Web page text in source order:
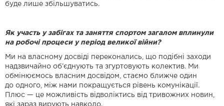
буде лише збільшуватись.
Як участь у забігах та заняття спортом загалом вплинули
на робочі процеси у період великої війни?
Ми на власному досвіді переконались, що подібні заходи
надзвичайно об’єднують та згуртовують колектив. Ми
обмінюємось власним досвідом, стаємо ближче один
до одного, між нами покращується рівень комунікації.
Плюс — це можливість відволіктись від тривожних новин,
які зараз вирують навколо.